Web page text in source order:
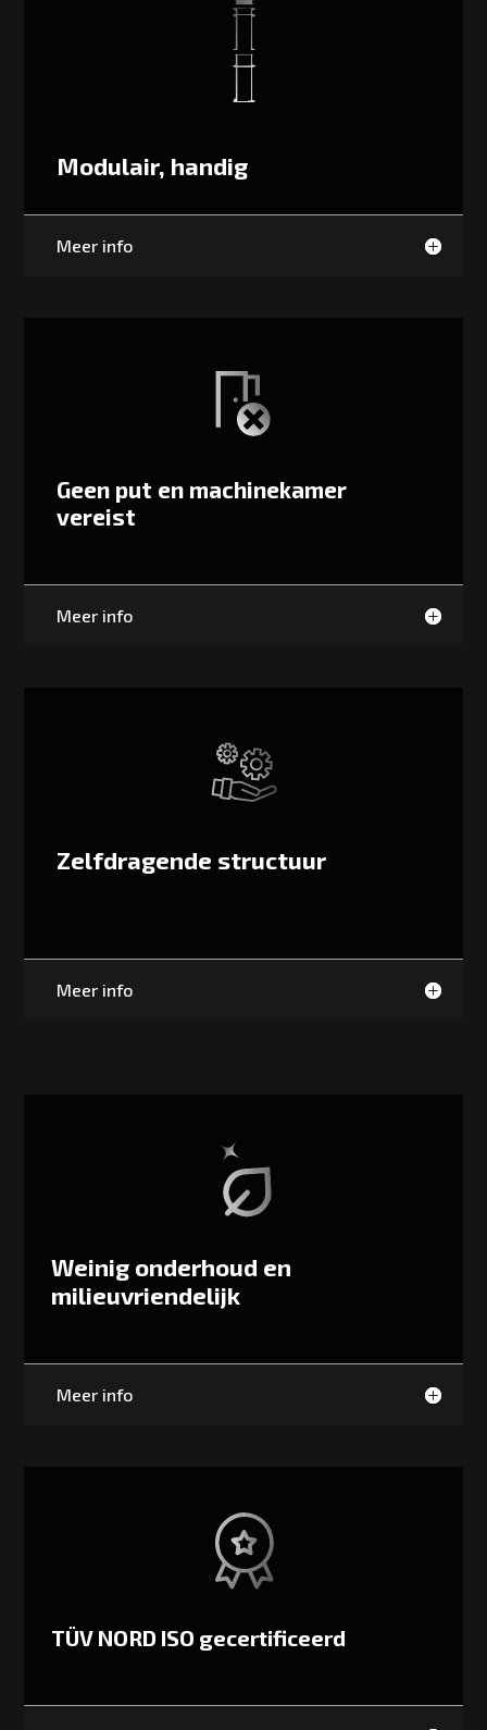
Modulair, handig
Meer info
Geen put en machinekamer
vereist
Meer info
Zelfdragende structuur
Meer info
Weinig onderhoud en
milieuvriendelijk
Meer info
TÜV NORD ISO gecertificeerd